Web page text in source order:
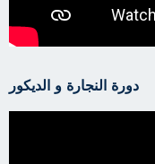
دورة النجارة و الديكور